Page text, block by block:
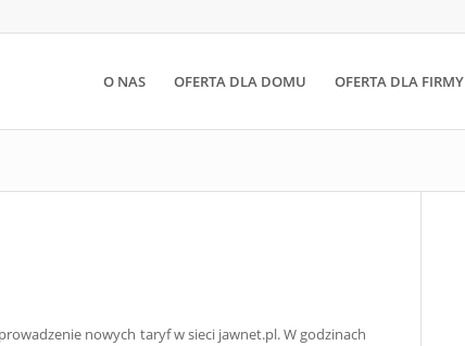
O NAS OFERTA DLA DOMU OFERTA DLA FIRMY
nowych taryf w sieci jawnet.pl. W godzinach